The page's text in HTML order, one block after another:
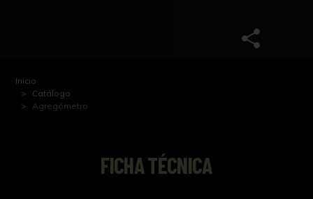
Inicio
Catálogo
Agregómetro
FICHA TÉCNICA